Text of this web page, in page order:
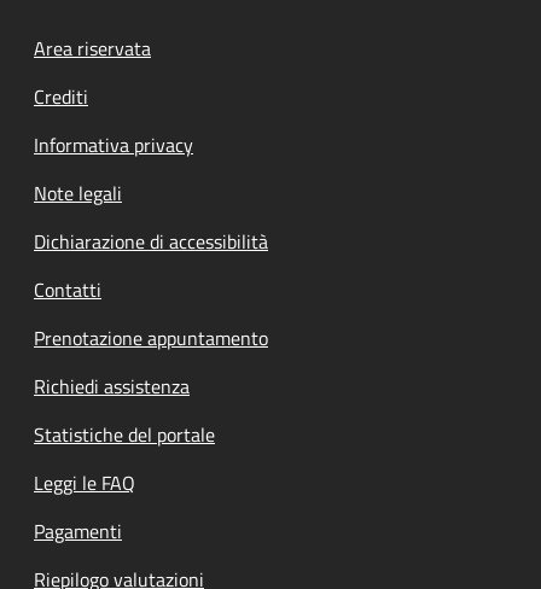
Footer menu
Area riservata
Crediti
Informativa privacy
Note legali
Dichiarazione di accessibilità
Contatti
Prenotazione appuntamento
Richiedi assistenza
Statistiche del portale
Leggi le FAQ
Pagamenti
Riepilogo valutazioni